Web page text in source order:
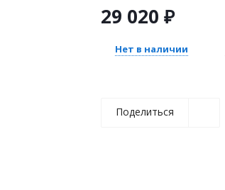
29 020 ₽
Нет в наличии
Поделиться